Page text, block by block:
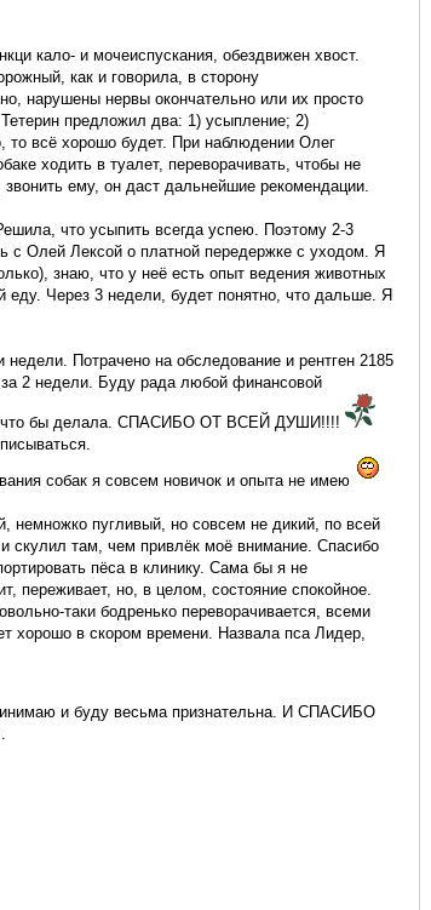
кало- и мочеиспускания, обездвижен хвост.
как и говорила, в сторону
нарушены нервы окончательно или их просто
предложил два: 1) усыпление; 2)
то всё хорошо будет. При наблюдении Олег
ходить в туалет, переворачивать, чтобы не
ему, он даст дальнейшие рекомендации.
что усыпить всегда успею. Поэтому 2-3
с Олей Лексой о платной передержке с уходом. Я
знаю, что у неё есть опыт ведения животных
Через 3 недели, будет понятно, что дальше. Я
Потрачено на обследование и рентген 2185
2 недели. Буду рада любой финансовой
что бы делала. СПАСИБО ОТ ВСЕЙ ДУШИ!!!!
собак я совсем новичок и опыта не имею
немножко пугливый, но совсем не дикий, по всей
скулил там, чем привлёк моё внимание. Спасибо
пёса в клинику. Сама бы я не
но, в целом, состояние спокойное.
таки бодренько переворачивается, всеми
хорошо в скором времени. Назвала пса Лидер,
и буду весьма признательна. И СПАСИБО